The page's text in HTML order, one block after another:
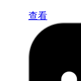
查看